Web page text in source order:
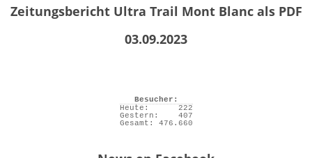
Zeitungsbericht Ultra Trail Mont Blanc als PDF
03.09.2023
Besucher:
Heute:
222
Gestern:
407
Gesamt:
476.660